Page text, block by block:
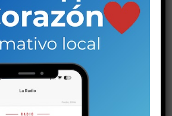
del Lago Villarrica sería
semana o en los próximos diez días
PODRÍA GUSTARTE
silencio de los (no) inocentes